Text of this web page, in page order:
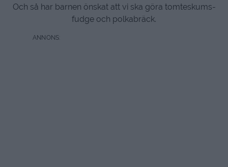
Och så har barnen önskat att vi ska göra tomteskums-
fudge och polkabräck.